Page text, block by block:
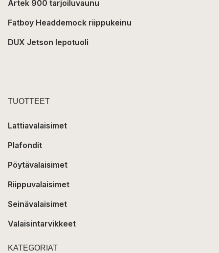
Artek 900 tarjoiluvaunu
Fatboy Headdemock riippukeinu
DUX Jetson lepotuoli
TUOTTEET
Lattiavalaisimet
Plafondit
Pöytävalaisimet
Riippuvalaisimet
Seinävalaisimet
Valaisintarvikkeet
KATEGORIAT